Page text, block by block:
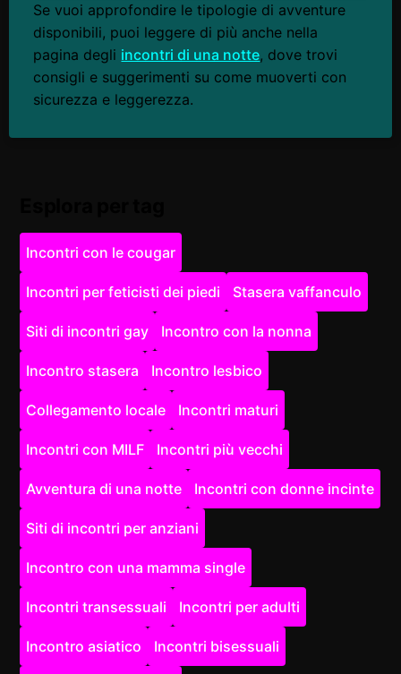
Se vuoi approfondire le tipologie di avventure
disponibili, puoi leggere di più anche nella
pagina degli incontri di una notte, dove trovi
consigli e suggerimenti su come muoverti con
sicurezza e leggerezza.
Incontri con le cougar
Incontri per feticisti dei piedi Stasera vaffanculo
Siti di incontri gay Incontro con la nonna
Incontro stasera Incontro lesbico
Collegamento locale Incontri maturi
Incontri con MILF Incontri più vecchi
Avventura di una notte Incontri con donne incinte
Siti di incontri per anziani
Incontro con una mamma single
Incontri transessuali Incontri per adulti
Incontro asiatico Incontri bisessuali